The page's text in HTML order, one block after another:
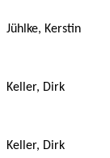
Jühlke, Kerstin
Keller, Dirk
Keller, Dirk